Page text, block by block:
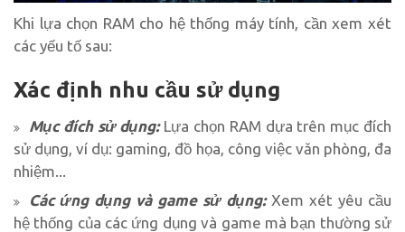
Khi lựa chọn RAM cho hệ thống máy tính, cần xem xét
các yếu tố sau:
Xác định nhu cầu sử dụng
Mục đích sử dụng:Lựa chọn RAM dựa trên mục đích
sử dụng, ví dụ: gaming, đồ họa, công việc văn phòng, đa
nhiệm...
Các ứng dụng và game sử dụng:Xem xét yêu cầu
hệ thống của các ứng dụng và game mà bạn thường sử